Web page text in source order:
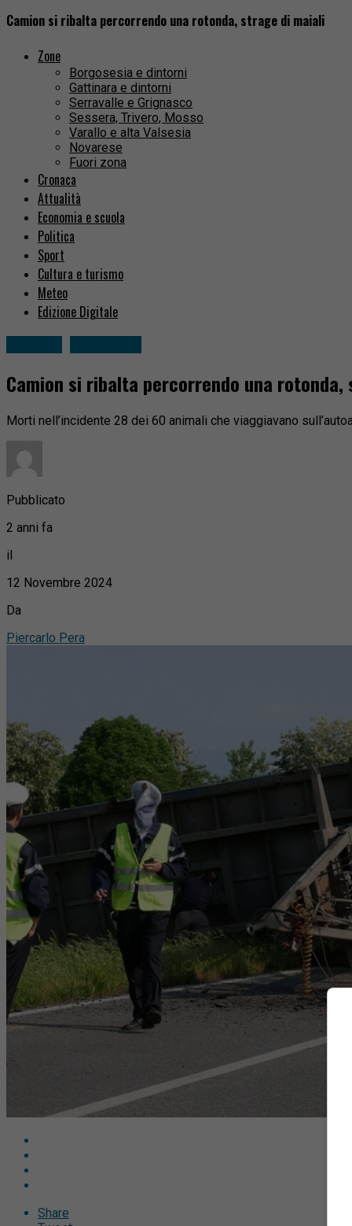
Camion si ribalta percorrendo una rotonda, strage di maiali
Zone
Borgosesia e dintorni
Gattinara e dintorni
Serravalle e Grignasco
Sessera, Trivero, Mosso
Varallo e alta Valsesia
Novarese
Fuori zona
Cronaca
Attualità
Economia e scuola
Politica
Sport
Cultura e turismo
Meteo
Edizione Digitale
Camion si ribalta percorrendo una
Morti nell’incidente 28 dei 60 animali che viaggiavano
Pubblicato
2 anni fa
il
12 Novembre 2024
Da
Piercarlo Pera
Share